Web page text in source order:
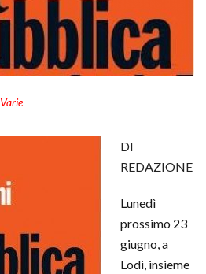
Varie
DI
REDAZIONE
Lunedì
prossimo 23
giugno, a
Lodi, insieme